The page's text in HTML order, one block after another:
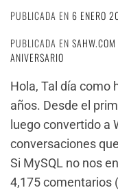
PUBLICADA EN 6 ENERO
PUBLICADA EN SAHW.COM
ANIVERSARIO
Hola, Tal d­ía como
años. Desde el
luego convertido a
conversaciones
Si MySQL no nos
4,175 comentarios